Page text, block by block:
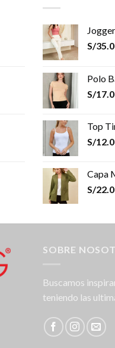
S/
Polo
S/
Top
S/
Capa
S/
SOBRE
Buscamos
teniendo las